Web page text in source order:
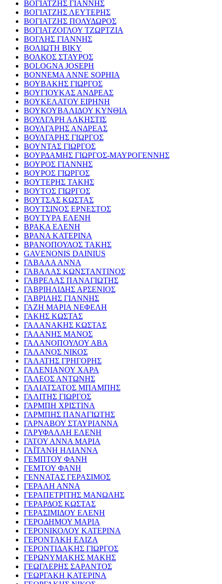
ΒΟΓΙΑΤΖΗΣ ΓΙΑΝΝΗΣ
ΒΟΓΙΑΤΖΗΣ ΛΕΥΤΕΡΗΣ
ΒΟΓΙΑΤΖΗΣ ΠΟΛΥΔΩΡΟΣ
ΒΟΓΙΑΤΖΟΓΛΟΥ ΤΖΩΡΤΖΙΑ
ΒΟΓΛΗΣ ΓΙΑΝΝΗΣ
ΒΟΛΙΩΤΗ ΒΙΚΥ
ΒΟΛΚΟΣ ΣΤΑΥΡΟΣ
BOLOGNA JOSEPH
BONNEMA ANNE SOPHIA
ΒΟΥΒΑΚΗΣ ΓΙΩΡΓΟΣ
ΒΟΥΓΙΟΥΚΑΣ ΑΝΔΡΕΑΣ
ΒΟΥΚΕΛΑΤΟΥ ΕΙΡΗΝΗ
ΒΟΥΚΟΥΒΑΛΙΔΟΥ ΚΥΝΘΙΑ
ΒΟΥΛΓΑΡΗ ΑΛΚΗΣΤΙΣ
ΒΟΥΛΓΑΡΗΣ ΑΝΔΡΕΑΣ
ΒΟΥΛΓΑΡΗΣ ΓΙΩΡΓΟΣ
ΒΟΥΝΤΑΣ ΓΙΩΡΓΟΣ
ΒΟΥΡΔΑΜΗΣ ΓΙΩΡΓΟΣ-ΜΑΥΡΟΓΕΝΝΗΣ
ΒΟΥΡΟΣ ΓΙΑΝΝΗΣ
ΒΟΥΡΟΣ ΓΙΩΡΓΟΣ
ΒΟΥΤΕΡΗΣ ΤΑΚΗΣ
ΒΟΥΤΟΣ ΓΙΩΡΓΟΣ
ΒΟΥΤΣΑΣ ΚΩΣΤΑΣ
ΒΟΥΤΣΙΝΟΣ ΕΡΝΕΣΤΟΣ
ΒΟΥΤΥΡΑ ΕΛΕΝΗ
ΒΡΑΚΑ ΕΛΕΝΗ
ΒΡΑΝΑ ΚΑΤΕΡΙΝΑ
ΒΡΑΝΟΠΟΥΛΟΣ ΤΑΚΗΣ
GAVENONIS DAINIUS
ΓΑΒΑΛΑ ΑΝΝΑ
ΓΑΒΑΛΑΣ ΚΩΝΣΤΑΝΤΙΝΟΣ
ΓΑΒΡΕΛΑΣ ΠΑΝΑΓΙΩΤΗΣ
ΓΑΒΡΙΗΛΙΔΗΣ ΑΡΣΕΝΙΟΣ
ΓΑΒΡΙΛΗΣ ΓΙΑΝΝΗΣ
ΓΑΖΗ ΜΑΡΙΑ ΝΕΦΕΛΗ
ΓΑΚΗΣ ΚΩΣΤΑΣ
ΓΑΛΑΝΑΚΗΣ ΚΩΣΤΑΣ
ΓΑΛΑΝΗΣ ΜΑΝΟΣ
ΓΑΛΑΝΟΠΟΥΛΟΥ ΑΒΑ
ΓΑΛΑΝΟΣ ΝΙΚΟΣ
ΓΑΛΑΤΗΣ ΓΡΗΓΟΡΗΣ
ΓΑΛΕΝΙΑΝΟΥ ΧΑΡΑ
ΓΑΛΕΟΣ ΑΝΤΩΝΗΣ
ΓΑΛΙΑΤΣΑΤΟΣ ΜΠΑΜΠΗΣ
ΓΑΛΙΤΗΣ ΓΙΩΡΓΟΣ
ΓΑΡΜΠΗ ΧΡΙΣΤΙΝΑ
ΓΑΡΜΠΗΣ ΠΑΝΑΓΙΩΤΗΣ
ΓΑΡΝΑΒΟΥ ΣΤΑΥΡΙΑΝΝΑ
ΓΑΡΥΦΑΛΛΗ ΕΛΕΝΗ
ΓΑΤΟΥ ΑΝΝΑ ΜΑΡΙΑ
ΓΑΪΤΑΝΗ ΗΛΙΑΝΝΑ
ΓΕΜΠΤΟΥ ΦΑΝΗ
ΓΕΜΤΟΥ ΦΑΝΗ
ΓΕΝΝΑΤΑΣ ΓΕΡΑΣΙΜΟΣ
ΓΕΡΑΛΗ ΑΝΝΑ
ΓΕΡΑΠΕΤΡΙΤΗΣ ΜΑΝΩΛΗΣ
ΓΕΡΑΡΔΟΣ ΚΩΣΤΑΣ
ΓΕΡΑΣΙΜΙΔΟΥ ΕΛΕΝΗ
ΓΕΡΟΔΗΜΟΥ ΜΑΡΙΑ
ΓΕΡΟΝΙΚΟΛΟΥ ΚΑΤΕΡΙΝΑ
ΓΕΡΟΝΤΑΚΗ ΕΛΙΖΑ
ΓΕΡΟΝΤΙΔΑΚΗΣ ΓΙΩΡΓΟΣ
ΓΕΡΩΝΥΜΑΚΗΣ ΜΑΚΗΣ
ΓΕΩΓΛΕΡΗΣ ΣΑΡΑΝΤΟΣ
ΓΕΩΡΓΑΚΗ ΚΑΤΕΡΙΝΑ